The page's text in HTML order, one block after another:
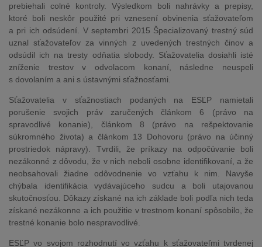
prebiehali colné kontroly. Výsledkom boli nahrávky a prepisy,
ktoré boli neskôr použité pri vznesení obvinenia sťažovateľom
a pri ich odsúdení. V septembri 2015 Špecializovaný trestný súd
uznal sťažovateľov za vinných z uvedených trestných činov a
odsúdil ich na tresty odňatia slobody. Sťažovatelia dosiahli isté
zníženie trestov v odvolacom konaní, následne neuspeli
s dovolaním a ani s ústavnými sťažnosťami.
Sťažovatelia v sťažnostiach podaných na ESĽP namietali
porušenie svojich práv zaručených článkom 6 (právo na
spravodlivé konanie), článkom 8 (právo na rešpektovanie
súkromného života) a článkom 13 Dohovoru (právo na účinný
prostriedok nápravy). Tvrdili, že príkazy na odpočúvanie boli
nezákonné z dôvodu, že v nich neboli osobne identifikovaní, a že
neobsahovali žiadne odôvodnenie vo vzťahu k nim. Navyše
chýbala identifikácia vydávajúceho sudcu a boli utajovanou
skutočnosťou. Dôkazy získané na ich základe boli podľa nich teda
získané nezákonne a ich použitie v trestnom konaní spôsobilo, že
trestné konanie bolo nespravodlivé.
ESĽP vo svojom rozhodnutí vo vzťahu k sťažovateľmi tvrdenej